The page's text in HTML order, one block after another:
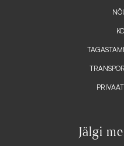
Jälgi